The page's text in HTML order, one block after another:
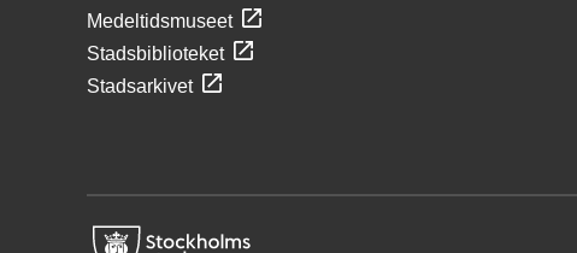
Medeltidsmuseet
Stadsbiblioteket
Stadsarkivet